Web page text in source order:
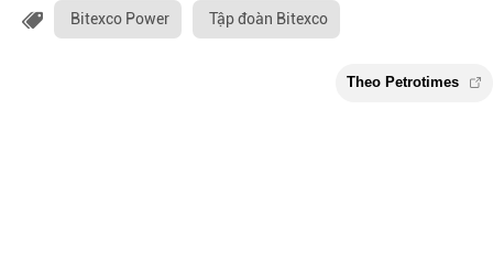
Bitexco Power Tập đoàn Bitexco